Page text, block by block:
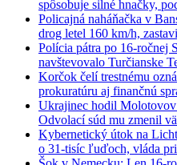
spôsobuje silné hnačky,
Policajná naháňačka v
drog letel 160 km/h,
Polícia pátra po 16-ročnej
navštevovalo Turčianske
Korčok čelí trestnému
prokuratúru aj finančnú
Ukrajinec hodil
Odvolací súd mu zmenil
Kybernetický útok na
o 31-tisíc ľuďoch, vláda